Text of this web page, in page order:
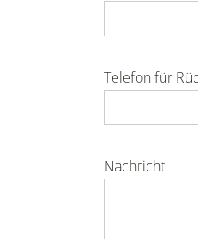
Telefon für
Nachricht